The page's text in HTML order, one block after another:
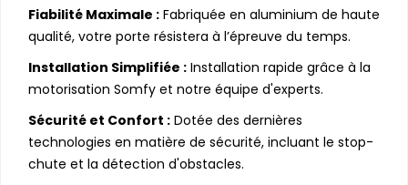
Fiabilité Maximale : Fabriquée en aluminium de haute
qualité, votre porte résistera à l’épreuve du temps.
Installation Simplifiée : Installation rapide grâce à la
motorisation Somfy et notre équipe d'experts.
Sécurité et Confort : Dotée des dernières
technologies en matière de sécurité, incluant le stop-
chute et la détection d'obstacles.